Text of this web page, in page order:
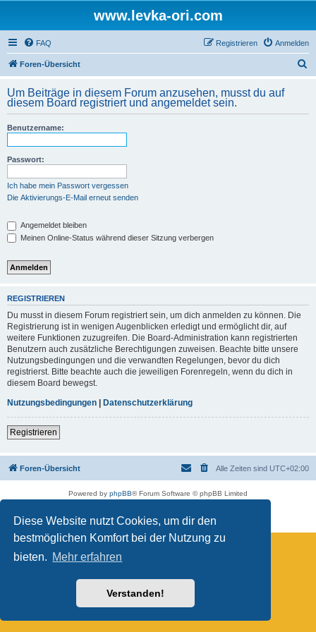
Diese Website nutzt Cookies, um dir den
bestmöglichen Komfort bei der Nutzung zu
bieten. Mehr erfahren
Verstanden!
www.levka-ori.com
FAQ Anmelden
Registrieren
Foren-Übersicht
h
Um Beiträge in diesem Forum anzusehen, musst du auf
diesem Board registriert und angemeldet sein.
Benutzername:
Passwort:
Ich habe mein Passwort vergessen
Die Aktivierungs-E-Mail erneut senden
Angemeldet bleiben
Meinen Online-Status während dieser Sitzung verbergen
REGISTRIEREN
Du musst in diesem Forum registriert sein, um dich anmelden zu können. Die
Registrierung ist in wenigen Augenblicken erledigt und ermöglicht dir, auf
weitere Funktionen zuzugreifen. Die Board-Administration kann registrierten
Benutzern auch zusätzliche Berechtigungen zuweisen. Beachte bitte unsere
Nutzungsbedingungen und die verwandten Regelungen, bevor du dich
registrierst. Bitte beachte auch die jeweiligen Forenregeln, wenn du dich in
diesem Board bewegst.
Nutzungsbedingungen | Datenschutzerklärung
Registrieren
Foren-Übersicht Alle Zeiten sind UTC+02:00
Powered by phpBB® Forum Software © phpBB Limited
Datenschutz|Nutzungsbedingungen